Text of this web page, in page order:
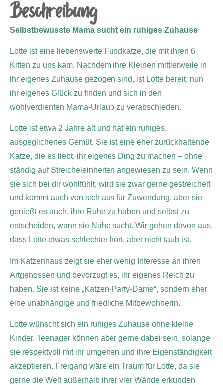
Beschreibung
Selbstbewusste Mama sucht ein ruhiges Zuhause
Lotte ist eine liebenswerte Fundkatze, die mit ihren 6
Kitten zu uns kam. Nachdem ihre Kleinen mittlerweile in
ihr eigenes Zuhause gezogen sind, ist Lotte bereit, nun
ihr eigenes Glück zu finden und sich in den
wohlverdienten Mama-Urlaub zu verabschieden.
Lotte ist etwa 2 Jahre alt und hat ein ruhiges,
ausgeglichenes Gemüt. Sie ist eine eher zurückhaltende
Katze, die es liebt, ihr eigenes Ding zu machen – ohne
ständig auf Streicheleinheiten angewiesen zu sein. Wenn
sie sich bei dir wohlfühlt, wird sie zwar gerne gestreichelt
und kommt auch von sich aus für Zuwendung, aber sie
genießt es auch, ihre Ruhe zu haben und selbst zu
entscheiden, wann sie Nähe sucht. Wir gehen davon aus,
dass Lotte etwas schlechter hört, aber nicht taub ist.
Im Katzenhaus zeigt sie eher wenig Interesse an ihren
Artgenossen und bevorzugt es, ihr eigenes Reich zu
haben. Sie ist keine „Katzen-Party-Dame“, sondern eher
eine unabhängige und friedliche Mitbewohnerin.
Lotte wünscht sich ein ruhiges Zuhause ohne kleine
Kinder. Teenager können aber gerne dabei sein, solange
sie respektvoll mit ihr umgehen und ihre Eigenständigkeit
akzeptieren. Freigang wäre ein Traum für Lotte, da sie
gerne die Welt außerhalb ihrer vier Wände erkunden